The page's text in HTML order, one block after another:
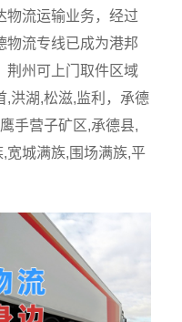
物流运输业务，经过
物流专线已成为港邦
荆州可上门取件区域
,洪湖,松滋,监利，承德
手营子矿区,承德县,
宽城满族,围场满族,平